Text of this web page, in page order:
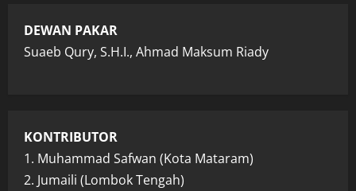
DEWAN PAKAR
Suaeb Qury, S.H.I., Ahmad Maksum Riady
KONTRIBUTOR
1. Muhammad Safwan (Kota Mataram)
2. Jumaili (Lombok Tengah)